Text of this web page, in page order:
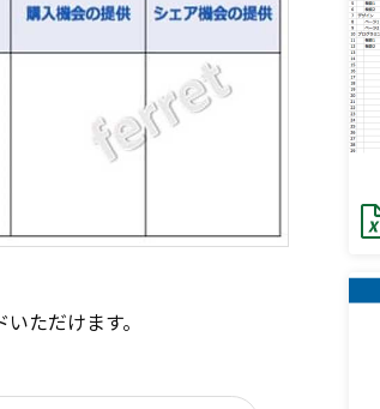
ただけます。